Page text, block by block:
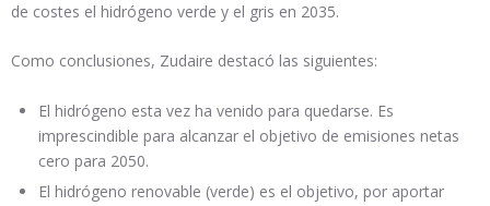
de costes el hidrógeno verde y el gris en 2035.
Como conclusiones, Zudaire destacó las siguientes:
El hidrógeno esta vez ha venido para quedarse. Es
imprescindible para alcanzar el objetivo de emisiones netas
cero para 2050.
El hidrógeno renovable (verde) es el objetivo, por aportar